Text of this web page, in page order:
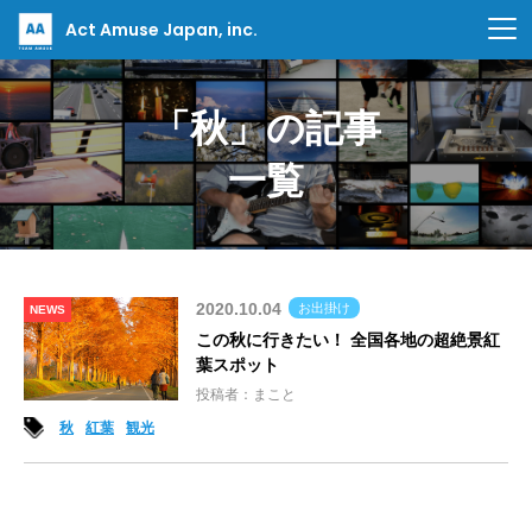
Act Amuse Japan, inc.
「秋」の記事
一覧
NEWS 2020.10.04 お出掛け
この秋に行きたい！ 全国各地の超絶景紅
葉スポット
投稿者：まこと
秋
紅葉 観光